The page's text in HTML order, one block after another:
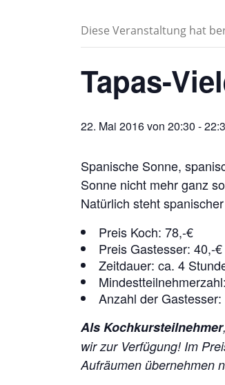
Diese Veranstaltung hat
Tapas-
22. Mai 2016 von 20:30 -
Spanische Sonne,
Sonne nicht mehr ganz
Natürlich steht
Preis Koch: 78,-€
Preis Gastesser: 40,-€
Zeitdauer: ca. 4
Anzahl der
Als Kochkursteilnehmer
wir zur Verfügung! Im
Aufräumen übernehmen